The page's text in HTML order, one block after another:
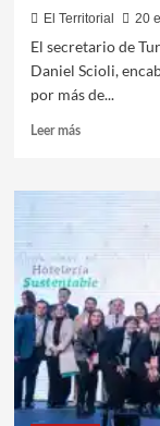
El Territorial 20
El secretario de
Daniel Scioli,
por más de...
Leer másLeer
ARGENTINA
COMO
DESTINO
TURÍSTICO
EN
FITUR
2025